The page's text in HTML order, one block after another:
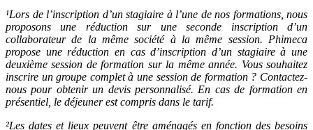
¹Lors de l’inscription d’un stagiaire à l’une de nos formations, nous
proposons une réduction sur une seconde inscription d’un
collaborateur de la même société à la même session. Phimeca
propose une réduction en cas d’inscription d’un stagiaire à une
deuxième session de formation sur la même année. Vous souhaitez
inscrire un groupe complet à une session de formation ? Contactez-
nous pour obtenir un devis personnalisé. En cas de formation en
présentiel, le déjeuner est compris dans le tarif.
²Les dates et lieux peuvent être aménagés en fonction des besoins